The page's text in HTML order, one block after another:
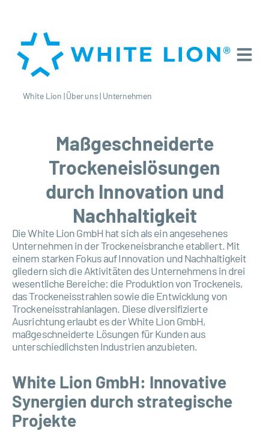
White Lion |Über uns| Unternehmen
Maßgeschneiderte
Trockeneislösungen
durch Innovation und
Nachhaltigkeit
Die White Lion GmbH hat sich als ein angesehenes
Unternehmen in der Trockeneisbranche etabliert. Mit
einem starken Fokus auf Innovation und Nachhaltigkeit
gliedern sich die Aktivitäten des Unternehmens in drei
wesentliche Bereiche: die Produktion von Trockeneis,
das Trockeneisstrahlen sowie die Entwicklung von
Trockeneisstrahlanlagen. Diese diversifizierte
Ausrichtung erlaubt es der White Lion GmbH,
maßgeschneiderte Lösungen für Kunden aus
unterschiedlichsten Industrien anzubieten.
White Lion GmbH: Innovative
Synergien durch strategische
Projekte